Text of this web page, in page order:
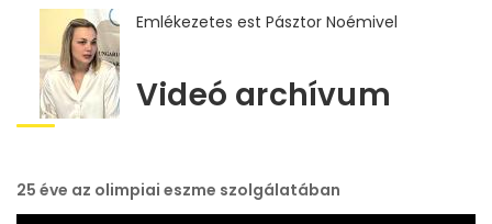
Emlékezetes est Pásztor Noémivel
Videó archívum
25 éve az olimpiai eszme szolgálatában